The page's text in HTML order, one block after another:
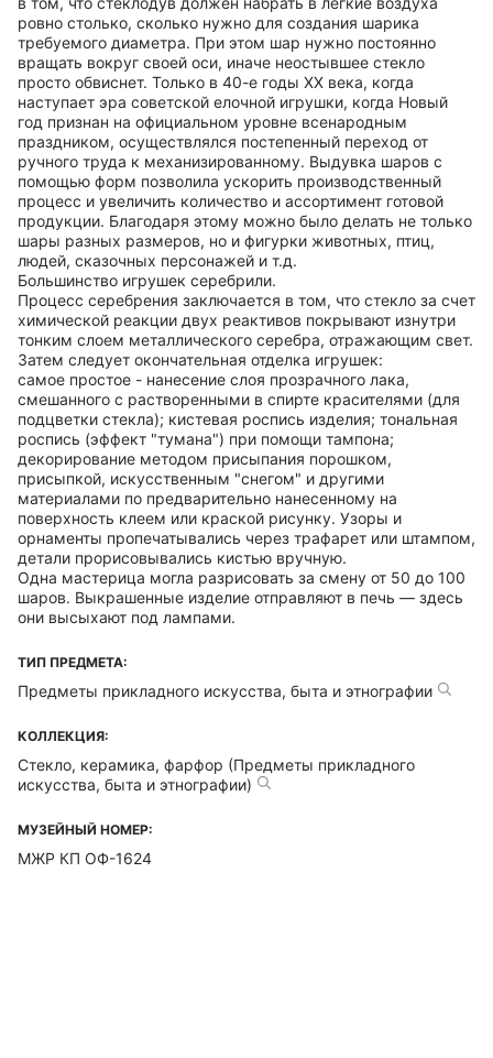
ровно столько, сколько нужно для создания шарика
требуемого диаметра. При этом шар нужно постоянно
вращать вокруг своей оси, иначе неостывшее стекло
просто обвиснет. Только в 40-е годы ХХ века, когда
наступает эра советской елочной игрушки, когда Новый
год признан на официальном уровне всенародным
праздником, осуществлялся постепенный переход от
ручного труда к механизированному. Выдувка шаров с
помощью форм позволила ускорить производственный
процесс и увеличить количество и ассортимент готовой
продукции. Благодаря этому можно было делать не только
шары разных размеров, но и фигурки животных, птиц,
людей, сказочных персонажей и т.д.
Большинство игрушек серебрили.
Процесс серебрения заключается в том, что стекло за счет
химической реакции двух реактивов покрывают изнутри
тонким слоем металлического серебра, отражающим свет.
Затем следует окончательная отделка игрушек:
самое простое - нанесение слоя прозрачного лака,
смешанного с растворенными в спирте красителями (для
подцветки стекла); кистевая роспись изделия; тональная
роспись (эффект "тумана") при помощи тампона;
декорирование методом присыпания порошком,
присыпкой, искусственным "снегом" и другими
материалами по предварительно нанесенному на
поверхность клеем или краской рисунку. Узоры и
орнаменты пропечатывались через трафарет или штампом,
детали прорисовывались кистью вручную.
Одна мастерица могла разрисовать за смену от 50 до 100
шаров. Выкрашенные изделие отправляют в печь — здесь
они высыхают под лампами.
ТИП ПРЕДМЕТА:
Предметы прикладного искусства, быта и этнографии
КОЛЛЕКЦИЯ:
Стекло, керамика, фарфор (Предметы прикладного
искусства, быта и этнографии)
МУЗЕЙНЫЙ НОМЕР:
МЖР КП ОФ-1624